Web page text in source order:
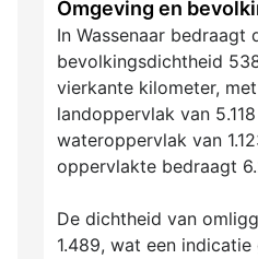
Omgeving en
In Wassenaar bedraagt
bevolkingsdichtheid
vierkante kilometer,
landoppervlak van
wateroppervlak van
oppervlakte bedraagt
De dichtheid van
1.489, wat een